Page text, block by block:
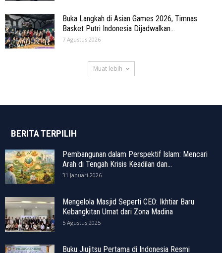
Buka Langkah di Asian Games 2026, Timnas
Basket Putri Indonesia Dijadwalkan...
7 Agustus 2026
Muat lebih
BERITA TERPILIH
Pembangunan dalam Perspektif Islam: Mencari
Arah di Tengah Krisis Keadilan dan...
31 Januari 2026
Mengelola Masjid Seperti CEO: Ikhtiar Baru
Kebangkitan Umat dari Zona Madina
5 Agustus 2025
Buku Jiujitsu Pertama di Indonesia Resmi